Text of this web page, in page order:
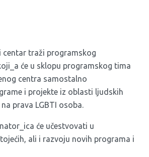
centar traži programskog
će u sklopu programskog tima
centra samostalno
i projekte iz oblasti ljudskih
prava LGBTI osoba.
će učestvovati u
ali i razvoju novih programa i